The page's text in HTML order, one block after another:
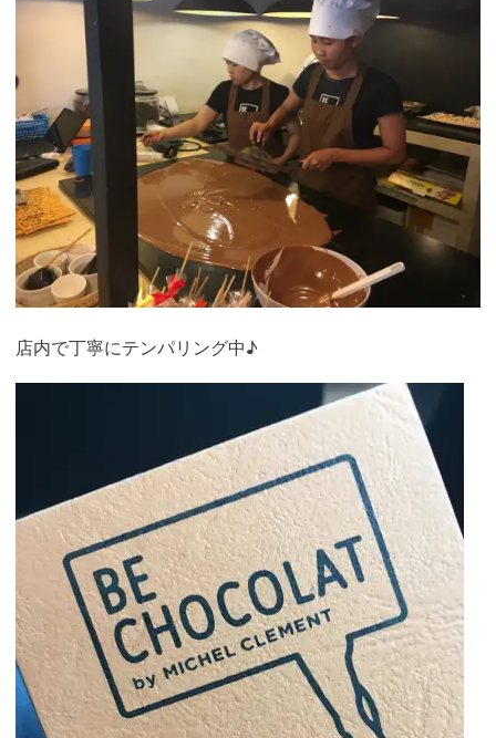
店内で丁寧にテンパリング中♪